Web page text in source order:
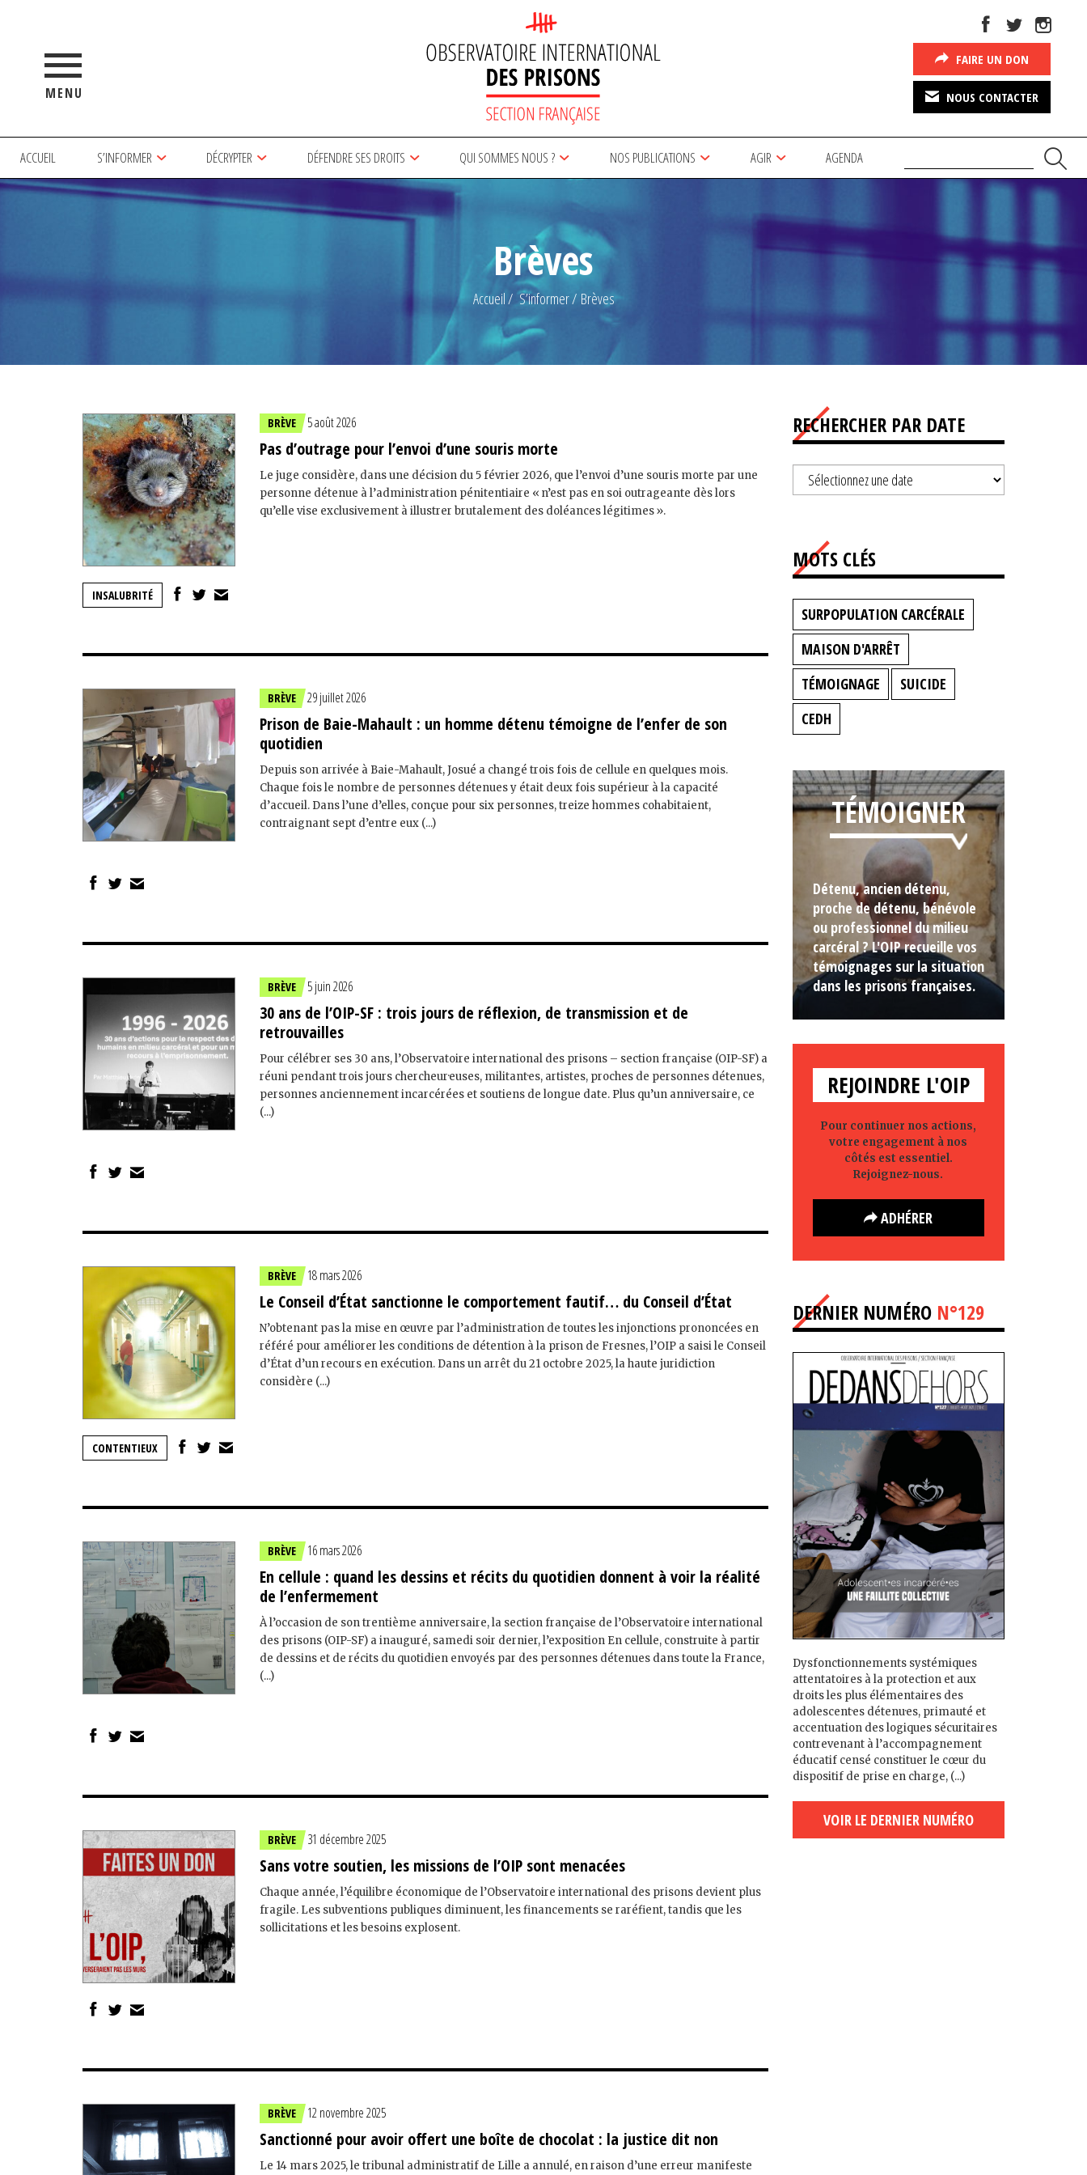
MENU
FAIRE UN DON
NOUS CONTACTER
ACCUEIL S’INFORMER DÉCRYPTER DÉFENDRE SES DROITS QUI SOMMES NOUS ? NOS PUBLICATIONS AGIR AGENDA
Brèves
Accueil S’informer Brèves
BRÈVE 5 août 2026
Pas d’outrage pour l’envoi d’une souris morte
Le juge considère, dans une décision du 5 février 2026, que l’envoi d’une souris morte par une
personne détenue à l’administration pénitentiaire « n’est pas en soi outrageante dès lors
qu’elle vise exclusivement à illustrer brutalement des doléances légitimes ».
INSALUBRITÉ
BRÈVE 29 juillet 2026
Prison de Baie-Mahault : un homme détenu témoigne de l’enfer de son
quotidien
Depuis son arrivée à Baie-Mahault, Josué a changé trois fois de cellule en quelques mois.
Chaque fois le nombre de personnes détenues y était deux fois supérieur à la capacité
d’accueil. Dans l’une d’elles, conçue pour six personnes, treize hommes cohabitaient,
contraignant sept d’entre eux (...)
BRÈVE 5 juin 2026
30 ans de l’OIP-SF : trois jours de réflexion, de transmission et de
retrouvailles
Pour célébrer ses 30 ans, l’Observatoire international des prisons – section française (OIP-SF) a
réuni pendant trois jours chercheur·euses, militant·es, artistes, proches de personnes détenues,
personnes anciennement incarcérées et soutiens de longue date. Plus qu’un anniversaire, ce
(...)
BRÈVE 18 mars 2026
Le Conseil d’État sanctionne le comportement fautif… du Conseil d’État
N’obtenant pas la mise en œuvre par l’administration de toutes les injonctions prononcées en
référé pour améliorer les conditions de détention à la prison de Fresnes, l’OIP a saisi le Conseil
d’État d’un recours en exécution. Dans un arrêt du 21 octobre 2025, la haute juridiction
considère (...)
CONTENTIEUX
BRÈVE 16 mars 2026
En cellule : quand les dessins et récits du quotidien donnent à voir la réalité
de l’enfermement
À l’occasion de son trentième anniversaire, la section française de l’Observatoire international
des prisons (OIP-SF) a inauguré, samedi soir dernier, l’exposition En cellule, construite à partir
de dessins et de récits du quotidien envoyés par des personnes détenues dans toute la France,
(...)
BRÈVE 31 décembre 2025
Sans votre soutien, les missions de l’OIP sont menacées
Chaque année, l’équilibre économique de l’Observatoire international des prisons devient plus
fragile. Les subventions publiques diminuent, les financements se raréfient, tandis que les
sollicitations et les besoins explosent.
BRÈVE 12 novembre 2025
Sanctionné pour avoir offert une boîte de chocolat : la justice dit non
Le 14 mars 2025, le tribunal administratif de Lille a annulé, en raison d’une erreur manifeste
RECHERCHER PAR DATE
MOTS CLÉS
SURPOPULATION CARCÉRALE
MAISON D'ARRÊT
TÉMOIGNAGE
SUICIDE
CEDH
TÉMOIGNER
Détenu, ancien détenu,
proche de détenu, bénévole
ou professionnel du milieu
carcéral ? L'OIP recueille vos
témoignages sur la situation
dans les prisons françaises.
REJOINDRE L'OIP
Pour continuer nos actions,
votre engagement à nos
côtés est essentiel.
Rejoignez-nous.
ADHÉRER
DERNIER NUMÉRO N°129
Dysfonctionnements systémiques
attentatoires à la protection et aux
droits les plus élémentaires des
adolescent·es détenu·es, primauté et
accentuation des logiques sécuritaires
contrevenant à l’accompagnement
éducatif censé constituer le cœur du
dispositif de prise en charge, (...)
VOIR LE DERNIER NUMÉRO